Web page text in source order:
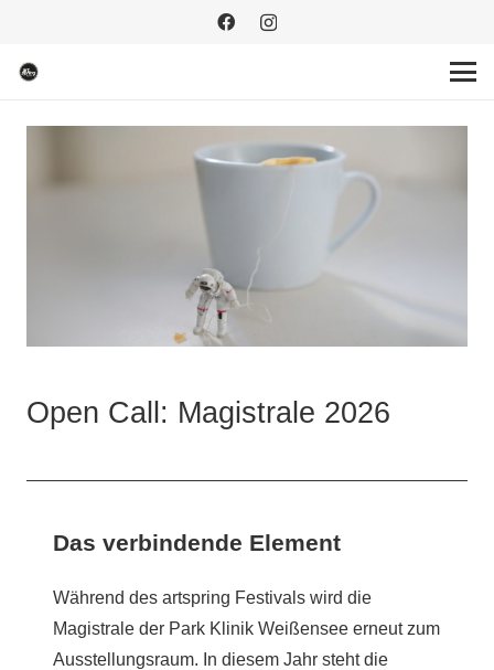
Open Call: Magistrale 2026
Das verbindende Element
Während des artspring Festivals wird die
Magistrale der Park Klinik Weißensee erneut zum
Ausstellungsraum. In diesem Jahr steht die